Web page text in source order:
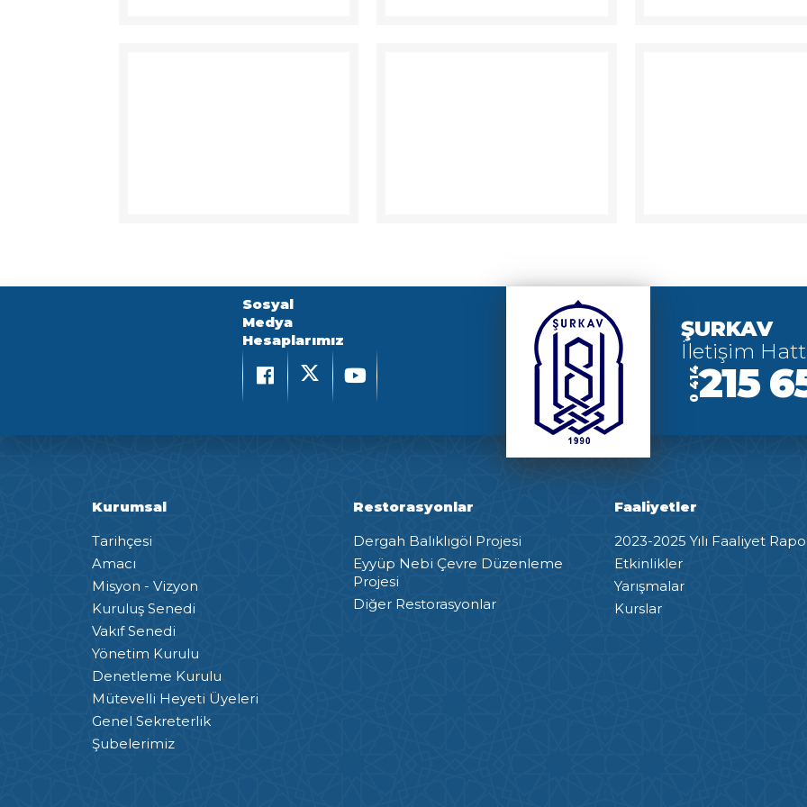
Sosyal
Medya
Hesaplarımız
ŞURKAV
İletişim
0 414215
Kurumsal
Tarihçesi
Amacı
Misyon - Vizyon
Kuruluş Senedi
Vakıf Senedi
Yönetim Kurulu
Denetleme Kurulu
Mütevelli Heyeti Üyeleri
Genel Sekreterlik
Şubelerimiz
Restorasyonlar
Dergah Balıklıgöl Projesi
Eyyüp Nebi Çevre Düzenleme
Projesi
Diğer Restorasyonlar
Faaliyetler
2023-2025 Yılı Faaliyet
Etkinlikler
Yarışmalar
Kurslar